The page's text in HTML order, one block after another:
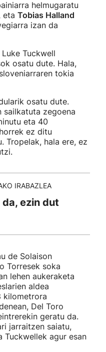
helmugaratu
eta Tobias Halland
izan da
Tuckwell
osatu dute. Hala,
tokia
osatu dute.
sailkatuta zegoena
eta 40
ez ditu
Tropelak, hala ere, ez
IRABAZLEA
ezin dut
de Solaison
Torresek soka
lehen aukeraketa
aldea
kilometrora
Del Toro
geratu da.
jarraitzen saiatu,
Tuckwellek agur esan